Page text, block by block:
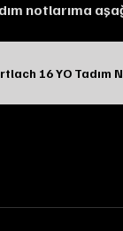
notlarıma
16 YO Tadım